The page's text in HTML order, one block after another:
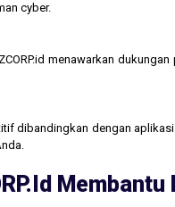
cyber.
menawarkan
dibandingkan dengan